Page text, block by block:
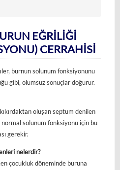
EĞRİLİĞİ
CERRAHİSİ
burnun solunum fonksiyonunu
gibi, olumsuz sonuçlar doğurur.
oluşan septum denilen
normal solunum fonksiyonu için bu
gerekir.
nelerdir?
çocukluk döneminde buruna